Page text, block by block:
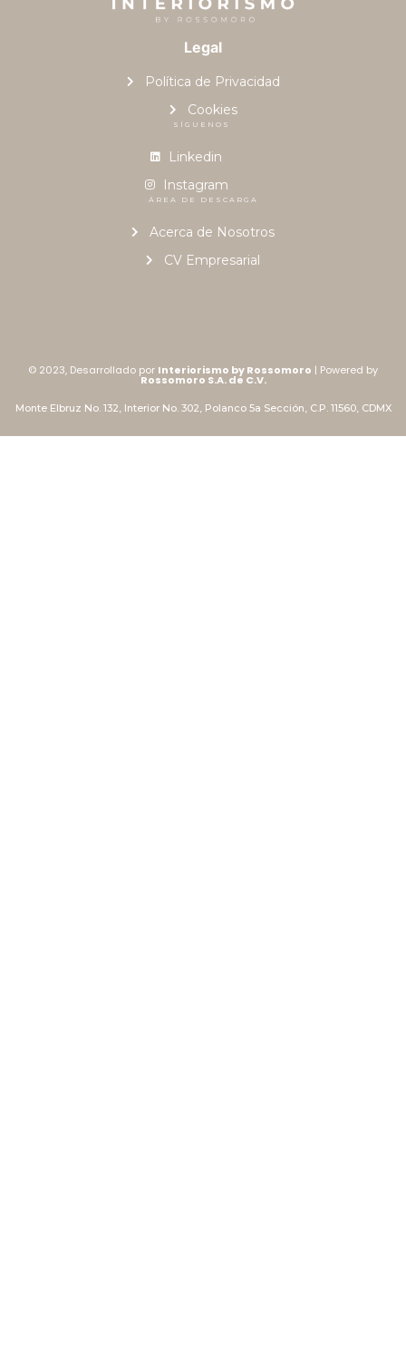
Legal
Política de Privacidad
Cookies
SÍGUENOS
Linkedin
Instagram
ÁREA DE DESCARGA
Acerca de Nosotros
CV Empresarial
© 2023, Desarrollado por Interiorismo by Rossomoro | Powered by
Rossomoro S.A. de C.V.
Monte Elbruz No. 132, Interior No. 302, Polanco 5a Sección, C.P. 11560, CDMX